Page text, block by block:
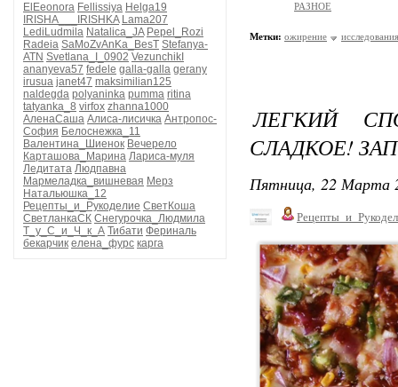
ElEeonora Fellissiya Helga19
IRISHA___IRISHKA Lama207
LediLudmila Natalica_JA Pepel_Rozi
Radeia SaMoZvAnKa_BesT Stefanya-
ATN Svetlana_I_0902 VezunchikI
ananyeva57 fedele galla-galla gerany
irusua janet47 maksimilian125
naldegda polyaninka pumma ritina
tatyanka_8 virfox zhanna1000
АленаСаша Алиса-лисичка Антропос-
София Белоснежка_11
Валентина_Шиенок Вечерело
Карташова_Марина Лариса-муля
Ледитата Людпавна
Мармеладка_вишневая Мерз
Натальюшка_12
Рецепты_и_Рукоделие СветКоша
СветланкаСК Снегурочка_Людмила
Т_у_С_и_Ч_к_А Тибати Фериналь
бекарчик елена_фурс карга
РАЗНОЕ
Метки: ожирение исследования
ЛЕГКИЙ
СЛАДКОЕ!
Пятница, 22 Марта